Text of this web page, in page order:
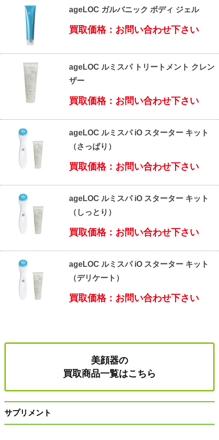
ageLOC ガルバニック ボディ ジェル
買取価格：お問い合わせ下さい
ageLOC ルミスパ トリートメント クレン
ザー
買取価格：お問い合わせ下さい
ageLOC ルミスパ iO スターター キット
（さっぱり）
買取価格：お問い合わせ下さい
ageLOC ルミスパ iO スターター キット
（しっとり）
買取価格：お問い合わせ下さい
ageLOC ルミスパ iO スターター キット
（デリケート）
買取価格：お問い合わせ下さい
美顔器の
買取商品一覧はこちら
サプリメント